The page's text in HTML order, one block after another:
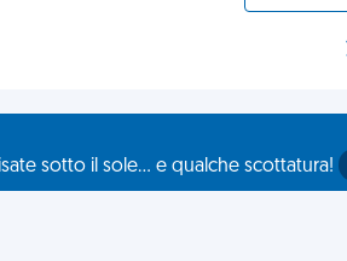
sotto il sole... e qualche scottatura!